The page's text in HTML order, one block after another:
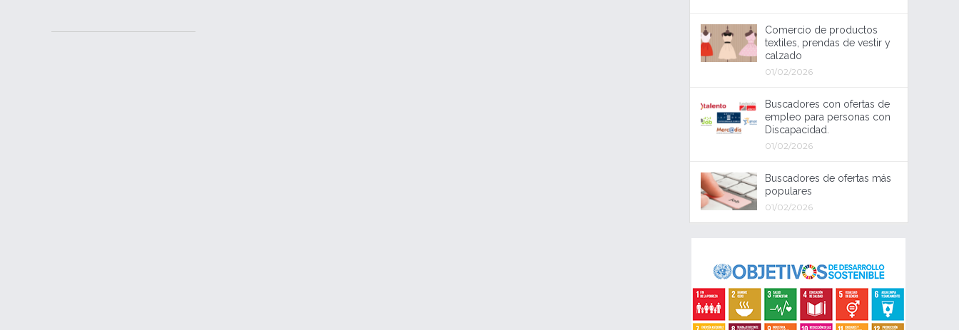
Comercio de productos
textiles, prendas de vestir y
calzado
01/02/2026
Buscadores con ofertas de
empleo para personas con
Discapacidad.
01/02/2026
Buscadores de ofertas más
populares
01/02/2026